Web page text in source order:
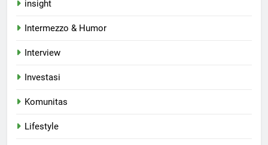
insight
Intermezzo & Humor
Interview
Investasi
Komunitas
Lifestyle